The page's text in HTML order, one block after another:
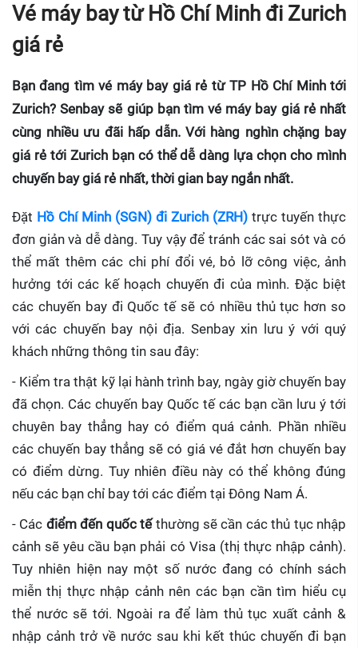
Vé máy bay từ Hồ Chí Minh đi Zurich
giá rẻ
Bạn đang tìm vé máy bay giá rẻ từ TP Hồ Chí Minh tới
Zurich? Senbay sẽ giúp bạn tìm vé máy bay giá rẻ nhất
cùng nhiều ưu đãi hấp dẫn. Với hàng nghìn chặng bay
giá rẻ tới Zurich bạn có thể dễ dàng lựa chọn cho mình
chuyến bay giá rẻ nhất, thời gian bay ngắn nhất.
Đặt Hồ Chí Minh (SGN) đi Zurich (ZRH) trực tuyến thực
đơn giản và dễ dàng. Tuy vậy để tránh các sai sót và có
thể mất thêm các chi phí đổi vé, bỏ lỡ công việc, ảnh
hưởng tới các kế hoạch chuyến đi của mình. Đặc biệt
các chuyến bay đi Quốc tế sẽ có nhiều thủ tục hơn so
với các chuyến bay nội địa. Senbay xin lưu ý với quý
khách những thông tin sau đây:
- Kiểm tra thật kỹ lại hành trình bay, ngày giờ chuyến bay
đã chọn. Các chuyến bay Quốc tế các bạn cần lưu ý tới
chuyên bay thẳng hay có điểm quá cảnh. Phần nhiều
các chuyến bay thẳng sẽ có giá vé đắt hơn chuyến bay
có điểm dừng. Tuy nhiên điều này có thể không đúng
nếu các bạn chỉ bay tới các điểm tại Đông Nam Á.
- Các điểm đến quốc tếthường sẽ cần các thủ tục nhập
cảnh sẽ yêu cầu bạn phải có Visa (thị thực nhập cảnh).
Tuy nhiên hiện nay một số nước đang có chính sách
miễn thị thực nhập cảnh nên các bạn cần tìm hiểu cụ
thể nước sẽ tới. Ngoài ra để làm thủ tục xuất cảnh &
nhập cảnh trở về nước sau khi kết thúc chuyến đi bạn